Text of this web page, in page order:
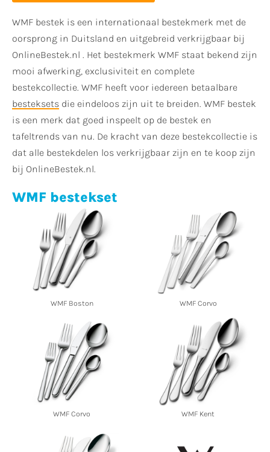
WMF bestek is een internationaal bestekmerk met de
oorsprong in Duitsland en uitgebreid verkrijgbaar bij
OnlineBestek.nl . Het bestekmerk WMF staat bekend zijn
mooi afwerking, exclusiviteit en complete
bestekcollectie. WMF heeft voor iedereen betaalbare
besteksets die eindeloos zijn uit te breiden. WMF bestek
is een merk dat goed inspeelt op de bestek en
tafeltrends van nu. De kracht van deze bestekcollectie is
dat alle bestekdelen los verkrijgbaar zijn en te koop zijn
bij OnlineBestek.nl.
WMF bestekset
WMF Boston WMF Corvo
WMF Corvo WMF Kent